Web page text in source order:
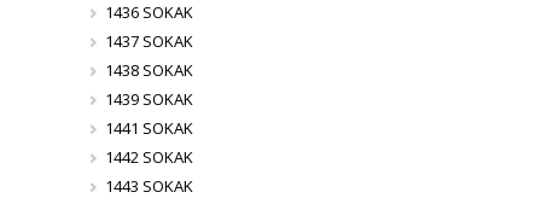
1436 SOKAK
1437 SOKAK
1438 SOKAK
1439 SOKAK
1441 SOKAK
1442 SOKAK
1443 SOKAK